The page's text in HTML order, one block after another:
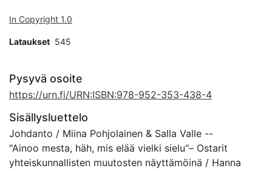
In Copyright 1.0
Lataukset 545
Pysyvä osoite
https://urn.fi/URN:ISBN:978-952-353-438-4
Sisällysluettelo
Johdanto / Miina Pohjolainen & Salla Valle --
"Ainoo mesta, häh, mis elää vielki sielu"– Ostarit
yhteiskunnallisten muutosten näyttämöinä / Hanna